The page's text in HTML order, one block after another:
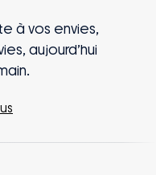
à vos envies,
aujourd’hui